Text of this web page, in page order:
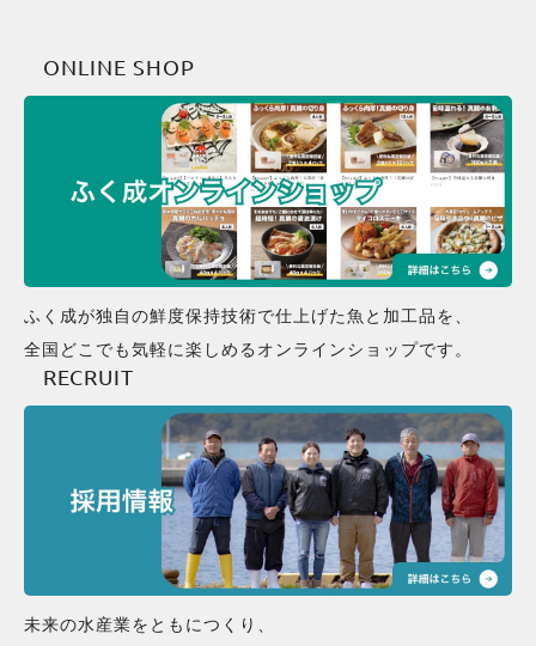
ONLINE SHOP
ふく成が独自の鮮度保持技術で仕上げた魚と加工品を、
全国どこでも気軽に楽しめるオンラインショップです。
RECRUIT
未来の水産業をともにつくり、